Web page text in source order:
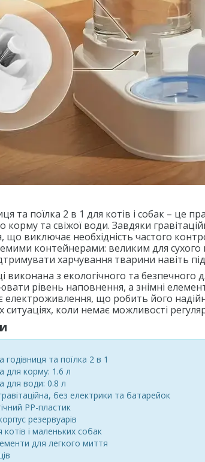
та поїлка 2 в 1 для котів і собак – це
корму та свіжої води. Завдяки
що виключає необхідність частого
контейнерами: великим для
харчування тварини навіть під
виконана з екологічного та
рівень наповнення, а знімні
електроживлення, що робить його
ситуаціях, коли немає можливості
та поїлка 2 в 1
для корму: 1.6 л
для води: 0.8 л
без електрики та батарейок
PP-пластик
резервуарів
і маленьких собак
для легкого миття